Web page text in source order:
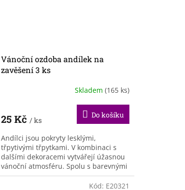
Vánoční ozdoba andílek na
zavěšení 3 ks
Skladem (165 ks)
25 Kč / ks
Do košíku
Andílci jsou pokryty lesklými,
třpytivými třpytkami. V kombinaci s
dalšími dekoracemi vytvářejí úžasnou
vánoční atmosféru. Spolu s barevnými
ozdobami a světýlky oslní nádhernou...
Kód: E20321